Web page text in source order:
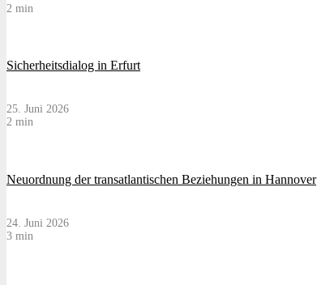
2 min
Sicherheitsdialog in Erfurt
25. Juni 2026
2 min
Neuordnung der transatlantischen Beziehungen in Hannover
24. Juni 2026
3 min